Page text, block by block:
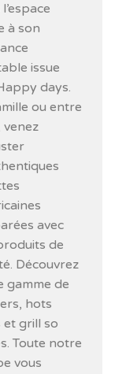
à son
issue
days.
ou entre
venez
avec
de
Découvrez
gamme de
hots
et grill so
Toute notre
vous